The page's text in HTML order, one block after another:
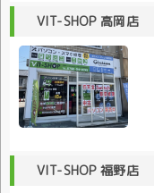
VIT-SHOP 高岡店
VIT-SHOP 福野店